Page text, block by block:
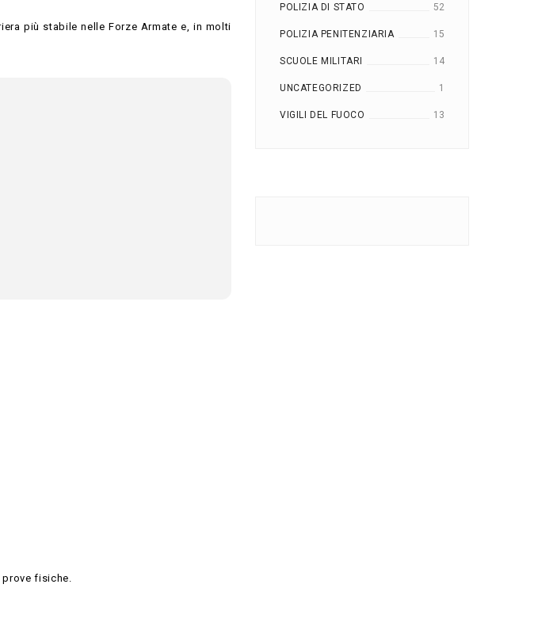
più stabile nelle Forze Armate e, in molti
fisiche.
POLIZIA DI STATO 52
POLIZIA PENITENZIARIA 15
SCUOLE MILITARI 14
UNCATEGORIZED 1
VIGILI DEL FUOCO 13